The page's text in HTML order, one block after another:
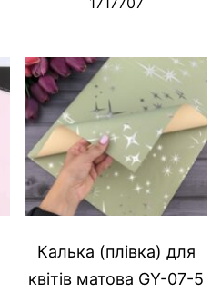
Калька (плівка) для
квітів матова GY-07-5